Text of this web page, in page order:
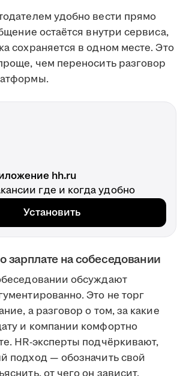
удобно вести прямо
остаётся внутри сервиса,
сохраняется в одном месте. Это
чем переносить разговор
hh.ru
где и когда удобно
Установить
зарплате на собеседовании
обсуждают
Это не торг
а разговор о том, за какие
и компании комфортно
HR-эксперты подчёркивают,
подход — обозначить свой